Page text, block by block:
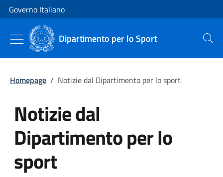
Vai al contenuto
Vai alla navigazione del sito
Governo Italiano
Dipartimento per lo Sport Cerca
Homepage / Notizie dal Dipartimento per lo sport
Notizie dal
Dipartimento per lo
sport